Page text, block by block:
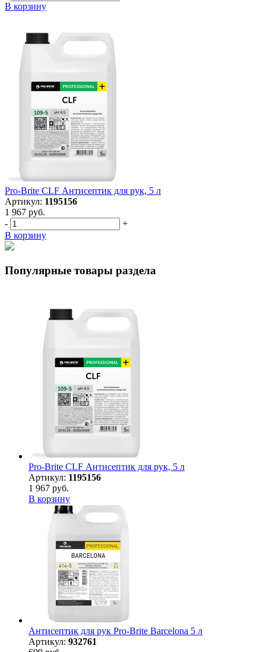
В корзину
Pro-Brite CLF Антисептик для рук, 5 л
Артикул: 1195156
1 967 руб.
-
+
В корзину
Популярные товары раздела
Pro-Brite CLF Антисептик для рук, 5 л
Артикул: 1195156
1 967 руб.
В корзину
Антисептик для рук Pro-Brite Barcelona 5 л
Артикул: 932761